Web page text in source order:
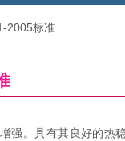
2005标准
强。具有其良好的热